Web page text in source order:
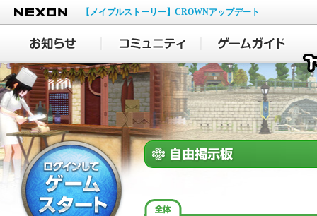
NEXON
【メイプルストーリー】CROWNアップデート